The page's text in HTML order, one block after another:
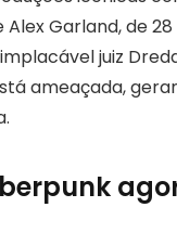
Garland, de 28
juiz
ameaçada,